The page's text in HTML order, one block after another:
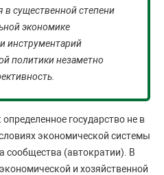
в существенной степени
экономике
инструментарий
политики незаметно
государство не в
экономической системы
сообщества (автократии). В
и хозяйственной